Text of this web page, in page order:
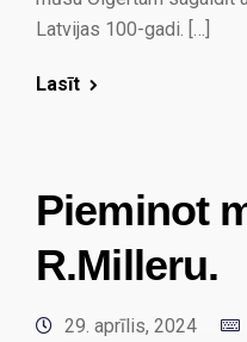
Latvijas 100-gadi. […]
Lasīt
Pieminot
R.Milleru.
29. aprīlis, 2024